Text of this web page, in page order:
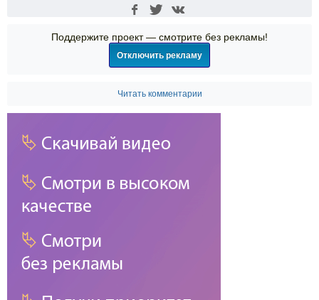
Поддержите проект — смотрите без рекламы!
Отключить рекламу
Читать комментарии